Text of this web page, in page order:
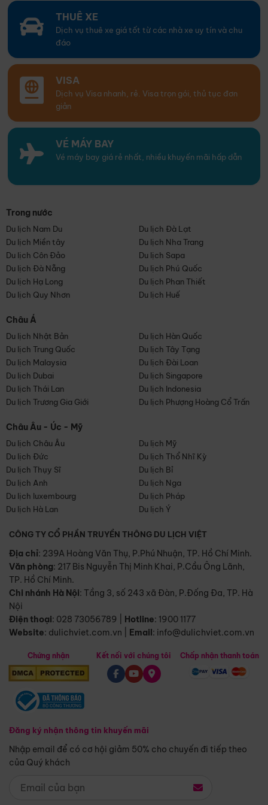
THUÊ XE
Dịch vụ thuê xe giá tốt từ các nhà xe uy tín và chu
đáo
VISA
Dịch vụ Visa nhanh, rẻ. Visa trọn gói, thủ tục đơn
giản
VÉ MÁY BAY
Vé máy bay giá rẻ nhất, nhiều khuyến mãi hấp dẫn
Trong nước
Du lịch Nam Du
Du lịch Đà Lạt
Du lịch Miền tây
Du lịch Nha Trang
Du lịch Côn Đảo
Du lịch Sapa
Du lịch Đà Nẵng
Du lịch Phú Quốc
Du lịch Hạ Long
Du lịch Phan Thiết
Du lịch Quy Nhơn
Du lịch Huế
Châu Á
Du lịch Nhật Bản
Du lịch Hàn Quốc
Du lịch Trung Quốc
Du lịch Tây Tạng
Du lịch Malaysia
Du lịch Đài Loan
Du lịch Dubai
Du lịch Singapore
Du lịch Thái Lan
Du lịch Indonesia
Du lịch Trương Gia Giới
Du lịch Phượng Hoàng Cổ Trấn
Châu Âu - Úc - Mỹ
Du lịch Châu Âu
Du lịch Mỹ
Du lịch Đức
Du lịch Thổ Nhĩ Kỳ
Du lịch Thụy Sĩ
Du lịch Bỉ
Du lịch Anh
Du lịch Nga
Du lịch luxembourg
Du lịch Pháp
Du lịch Hà Lan
Du lịch Ý
CÔNG TY CỔ PHẦN TRUYỀN THÔNG DU LỊCH VIỆT
Địa chỉ: 239A Hoàng Văn Thụ, P.Phú Nhuận, TP. Hồ Chí Minh.
Văn phòng: 217 Bis Nguyễn Thị Minh Khai, P.Cầu Ông Lãnh,
TP. Hồ Chí Minh.
Chi nhánh Hà Nội: Tầng 3, số 243 xã Đàn, P.Đống Đa, TP. Hà
Nội
Điện thoại: 028 73056789 Hotline: 1900 1177
Website: dulichviet.com.vn Email: info@dulichviet.com.vn
Chứng nhận
Đăng ký nhận thông tin khuyến mãi
Nhập email để có cơ hội giảm 50% cho chuyến đi tiếp theo
của Quý khách
Kết nối với chúng tôi Chấp nhận thanh toán